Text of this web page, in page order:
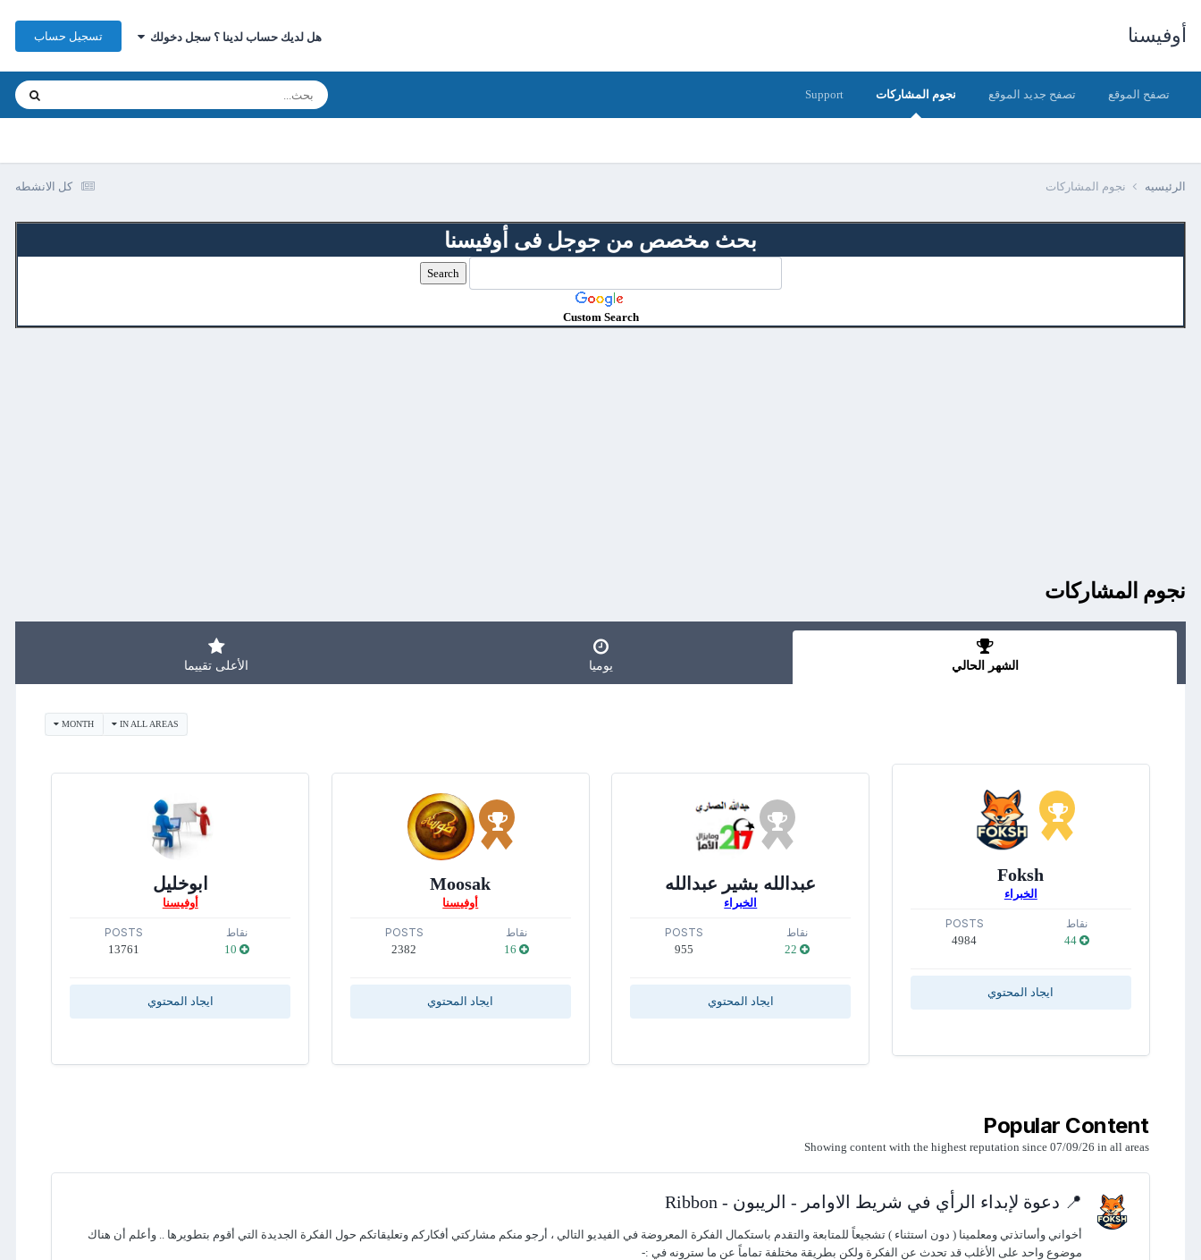
أوفيسنا هل لديك حساب لدينا ؟ سجل دخولك تسجيل حساب
تصفح الموقع تصفح جديد الموقع نجوم المشاركات Support
كل الانشطه الرئيسيه نجوم المشاركات
بحث مخصص من جوجل فى أوفيسنا
Custom Search
نجوم المشاركات
الشهر الحالي يوميا الأعلى تقييما
IN ALL AREAS
MONTH
Foksh
الخبراء
نقاط
44
POSTS
4984
ايجاد المحتوي
عبدالله بشير عبدالله
الخبراء
نقاط
POSTS
955
ايجاد المحتوي
Moosak
أوفيسنا
نقاط
16
POSTS
2382
ايجاد المحتوي
ابوخليل
أوفيسنا
نقاط
POSTS
13761
ايجاد المحتوي
Popular Content
Showing content with the highest reputation since 07/09/26 in all areas
📍 دعوة لإبداء الرأي في شريط الاوامر - الريبون - Ribbon
أخواني وأساتذتي ومعلمينا ( دون استثناء ) تشجيعاً للمتابعة والتقدم باستكمال الفكرة المعروضة في الفيديو التالي ، أرجو منكم مشاركتي أفكاركم وتعليقاتكم حول الفكرة الجديدة التي أقوم بتطويرها .. وأعلم أن هناك
موضوع واحد على الأغلب قد تحدث عن الفكرة ولكن بطريقة مختلفة تماماً عن ما سترونه في :-